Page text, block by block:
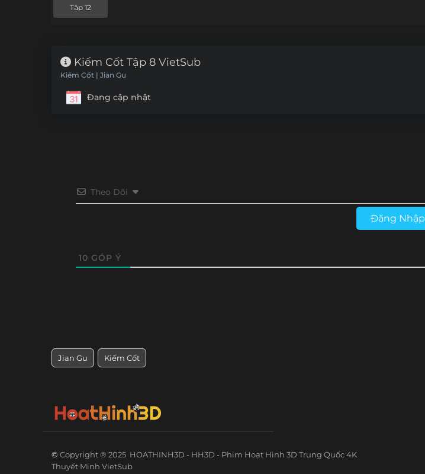
Tập 12
Kiếm Cốt Tập 8 VietSub
Kiếm Cốt | Jian Gu
Đang cập nhật
Theo Dõi
Đăng Nhập
10 GÓP Ý
Jian Gu Kiếm Cốt
© Copyright ® 2025 HOATHINH3D - HH3D - Phim Hoạt Hình 3D Trung Quốc 4K
Thuyết Minh VietSub